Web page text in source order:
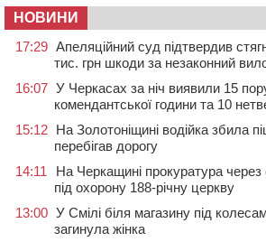
НОВИНИ
17:29 Апеляційний суд підтвердив
тис. грн шкоди за незаконний
16:07 У Черкасах за ніч виявили 15
комендантської години та 10
15:12 На Золотоніщині водійка збила
перебігав дорогу
14:11
На Черкащині прокуратура через
під охорону 188-річну церкву
13:00 У Смілі біля магазину під
загинула жінка